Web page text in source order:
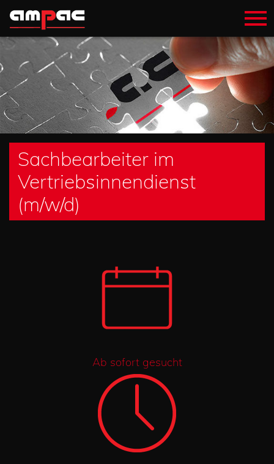
Sachbearbeiter im
Vertriebsinnendienst
(m/w/d)
Ab sofort gesucht